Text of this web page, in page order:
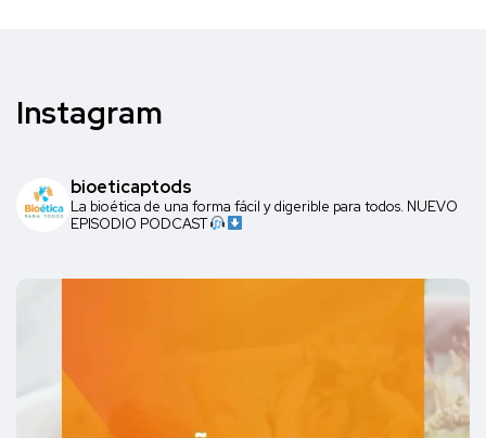
Instagram
bioeticaptods
La bioética de una forma fácil y digerible para todos. NUEVO
EPISODIO PODCAST